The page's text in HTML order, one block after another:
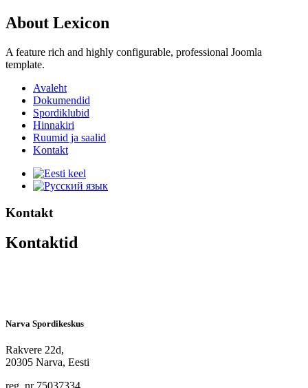
About Lexicon
A feature rich and highly configurable, professional Joomla
template.
Avaleht
Dokumendid
Spordiklubid
Hinnakiri
Ruumid ja saalid
Kontakt
Kontakt
Kontaktid
Narva Spordikeskus
Rakvere 22d,
20305 Narva, Eesti
reg. nr 75037334